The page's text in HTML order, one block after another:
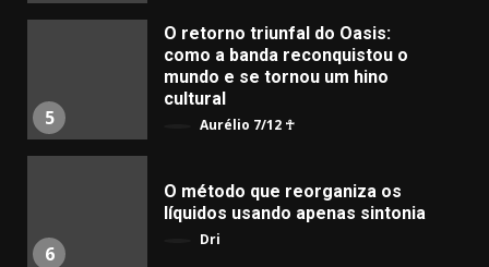
5
O retorno triunfal do Oasis:
como a banda reconquistou o
mundo e se tornou um hino
cultural
Aurélio 7/12 ☥
6
​O método que reorganiza os
líquidos usando apenas sintonia
Dri